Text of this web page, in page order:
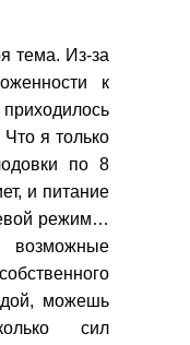
тема. Из-за
к
я только
по 8
и питание
режим…
можешь
сил